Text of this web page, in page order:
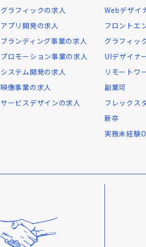
グラフィックの求人
アプリ開発の求人
ブランディング事業の求人
プロモーション事業の求人
システム開発の求人
映像事業の求人
サービスデザインの求人
Webデザイ
フロントエ
グラフィッ
UIデザイナ
リモートワ
副業可
フレックス
新卒
実務未経験